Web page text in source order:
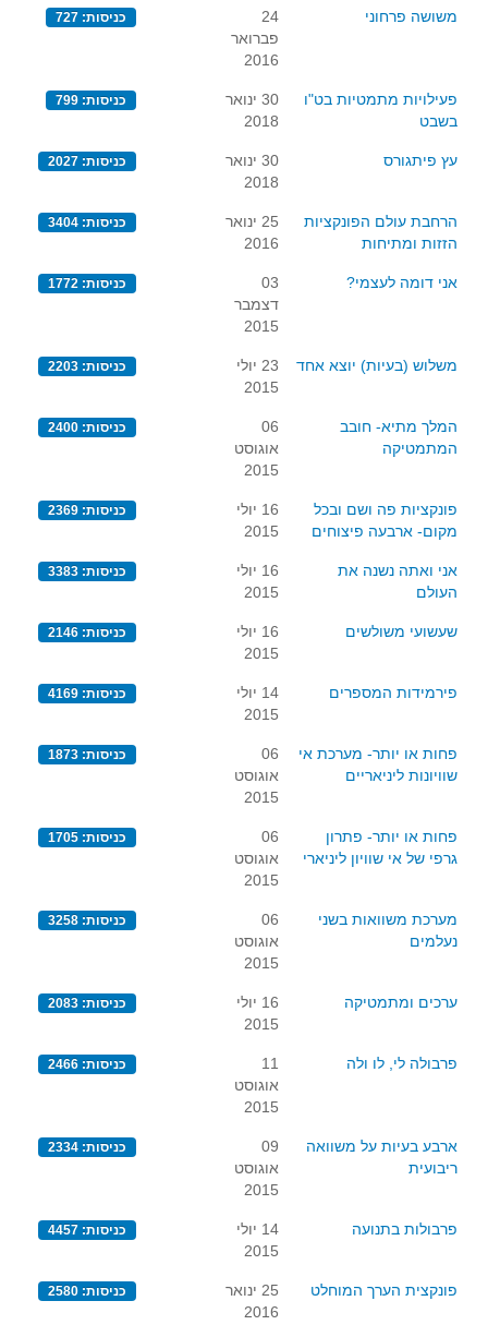
משושה פרחוני
24
פברואר
2016
כניסות: 727
פעילויות מתמטיות בט"ו
בשבט
30 ינואר
2018
כניסות: 799
עץ פיתגורס
30 ינואר
2018
כניסות: 2027
הרחבת עולם הפונקציות
הזזות ומתיחות
25 ינואר
2016
כניסות: 3404
אני דומה לעצמי?
03
דצמבר
2015
כניסות: 1772
משלוש (בעיות) יוצא אחד
23 יולי
2015
כניסות: 2203
המלך מתיא- חובב
המתמטיקה
06
אוגוסט
2015
כניסות: 2400
פונקציות פה ושם ובכל
מקום- ארבעה פיצוחים
16 יולי
2015
כניסות: 2369
אני ואתה נשנה את
העולם
16 יולי
2015
כניסות: 3383
שעשועי משולשים
16 יולי
2015
כניסות: 2146
פירמידות המספרים
14 יולי
2015
כניסות: 4169
פחות או יותר- מערכת אי
שוויונות ליניאריים
06
אוגוסט
2015
כניסות: 1873
פחות או יותר- פתרון
גרפי של אי שוויון ליניארי
06
אוגוסט
2015
כניסות: 1705
מערכת משוואות בשני
נעלמים
06
אוגוסט
2015
כניסות: 3258
ערכים ומתמטיקה
16 יולי
2015
כניסות: 2083
פרבולה לי, לו ולה
11
אוגוסט
2015
כניסות: 2466
ארבע בעיות על משוואה
ריבועית
09
אוגוסט
2015
כניסות: 2334
פרבולות בתנועה
14 יולי
2015
כניסות: 4457
פונקצית הערך המוחלט
25 ינואר
2016
כניסות: 2580